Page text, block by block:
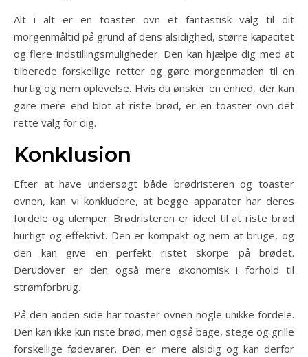
Alt i alt er en toaster ovn et fantastisk valg til dit
morgenmåltid på grund af dens alsidighed, større kapacitet
og flere indstillingsmuligheder. Den kan hjælpe dig med at
tilberede forskellige retter og gøre morgenmaden til en
hurtig og nem oplevelse. Hvis du ønsker en enhed, der kan
gøre mere end blot at riste brød, er en toaster ovn det
rette valg for dig.
Konklusion
Efter at have undersøgt både brødristeren og toaster
ovnen, kan vi konkludere, at begge apparater har deres
fordele og ulemper. Brødristeren er ideel til at riste brød
hurtigt og effektivt. Den er kompakt og nem at bruge, og
den kan give en perfekt ristet skorpe på brødet.
Derudover er den også mere økonomisk i forhold til
strømforbrug.
På den anden side har toaster ovnen nogle unikke fordele.
Den kan ikke kun riste brød, men også bage, stege og grille
forskellige fødevarer. Den er mere alsidig og kan derfor